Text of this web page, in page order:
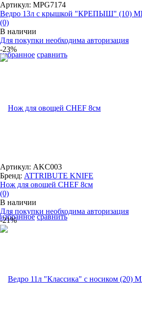
избранное сравнить
Артикул: MPG7174
Ведро 13л с крышкой "КРЕПЫШ" (10)
(0)
В наличии
Для покупки необходима авторизация
-23%
избранное сравнить
Артикул: AKC003
Бренд: ATTRIBUTE KNIFE
Нож для овощей CHEF 8см
(0)
В наличии
Для покупки необходима авторизация
-21%